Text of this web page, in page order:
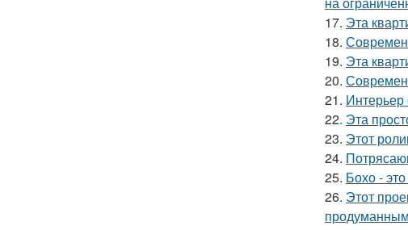
17. Эта
18.
19. Эта
20.
21.
22. Эта
23. Этот
24.
25. Бохо -
26. Этот